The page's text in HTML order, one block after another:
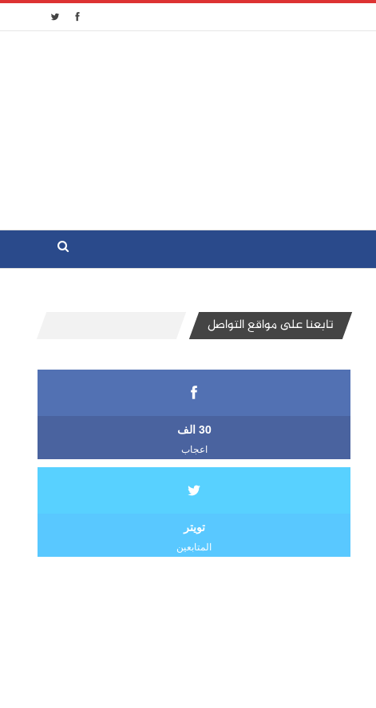
تابعنا على مواقع التواصل
30 الف
اعجاب
تويتر
المتابعين